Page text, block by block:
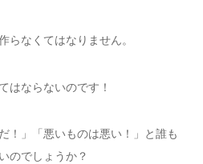
らなくてはなりません。
はならないのです！
！」「悪いものは悪い！」と誰も
のでしょうか？